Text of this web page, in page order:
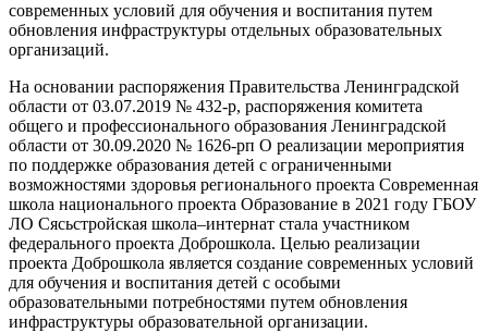
современных условий для обучения и воспитания путем
обновления инфраструктуры отдельных образовательных
организаций.
На основании распоряжения Правительства Ленинградской
области от 03.07.2019 № 432-р, распоряжения комитета
общего и профессионального образования Ленинградской
области от 30.09.2020 № 1626-рп О реализации мероприятия
по поддержке образования детей с ограниченными
возможностями здоровья регионального проекта Современная
школа национального проекта Образование в 2021 году ГБОУ
ЛО Сясьстройская школа–интернат стала участником
федерального проекта Доброшкола. Целью реализации
проекта Доброшкола является создание современных условий
для обучения и воспитания детей с особыми
образовательными потребностями путем обновления
инфраструктуры образовательной организации.